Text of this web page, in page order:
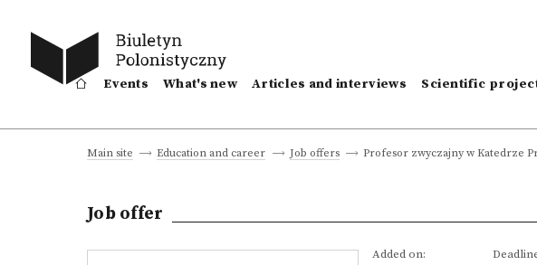
Events What's new Articles and interviews Scientific
Main site Education and career Job offers Profesor zwyczajny w Katedrze
Job offer
Added on: